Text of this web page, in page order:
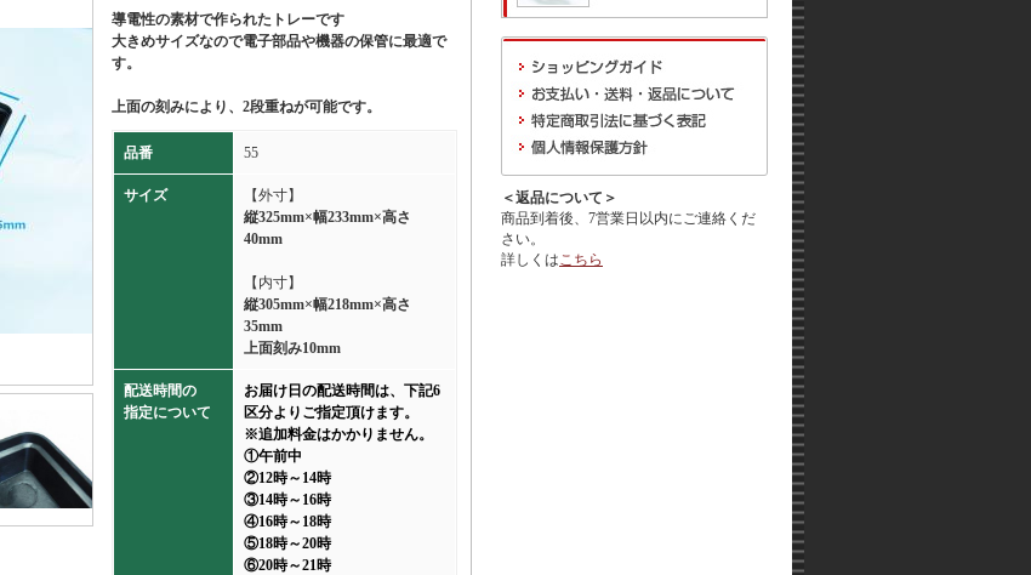
導電性の素材で作られたトレーです
大きめサイズなので電子部品や機器の保管に最適で
す。
上面の刻みにより、2段重ねが可能です。
品番 55
サイズ
【外寸】
縦325mm×幅233mm×高さ
40mm
【内寸】
縦305mm×幅218mm×高さ
35mm
上面刻み10mm
配送時間の
指定について
お届け日の配送時間は、下記6
区分よりご指定頂けます。
※追加料金はかかりません。
①午前中
②12時～14時
③14時～16時
④16時～18時
⑤18時～20時
⑥20時～21時
＜返品について＞
商品到着後、7営業日以内にご連絡くだ
さい。
詳しくはこちら